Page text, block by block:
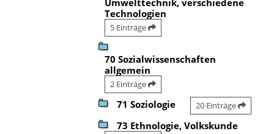
Technologien
5 Einträge
70 Sozialwissenschaften
allgemein
2 Einträge
71 Soziologie 20 Einträge
73 Ethnologie, Volkskunde